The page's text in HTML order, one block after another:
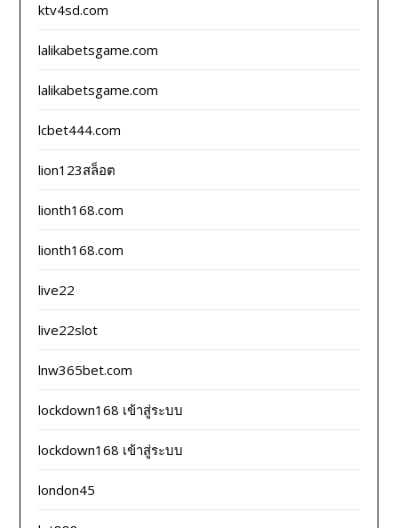
ktv4sd.com
lalikabetsgame.com
lalikabetsgame.com
lcbet444.com
lion123สล็อต
lionth168.com
lionth168.com
live22
live22slot
lnw365bet.com
lockdown168 เข้าสู่ระบบ
lockdown168 เข้าสู่ระบบ
london45